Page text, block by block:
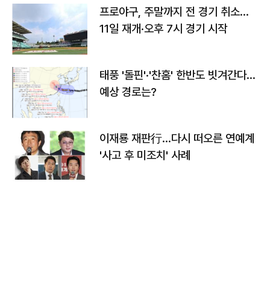
프로야구, 주말까지 전 경기 취소…
11일 재개·오후 7시 경기 시작
태풍 '돌핀'·'찬홈' 한반도 빗겨간다…
예상 경로는?
이재룡 재판行…다시 떠오른 연예계
'사고 후 미조치' 사례